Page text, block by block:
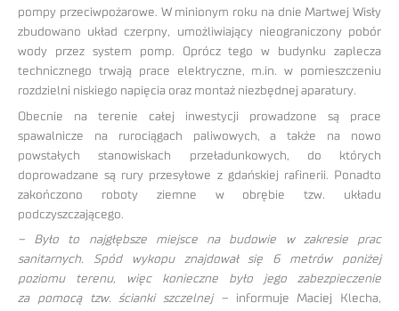
pompy przeciwpożarowe. W minionym roku na dnie Martwej Wisły
zbudowano układ czerpny, umożliwiający nieograniczony pobór
wody przez system pomp. Oprócz tego w budynku zaplecza
technicznego trwają prace elektryczne, m.in. w pomieszczeniu
rozdzielni niskiego napięcia oraz montaż niezbędnej aparatury.
Obecnie na terenie całej inwestycji prowadzone są prace
spawalnicze na rurociągach paliwowych, a także na nowo
powstałych stanowiskach przeładunkowych, do których
doprowadzane są rury przesyłowe z gdańskiej rafinerii. Ponadto
zakończono roboty ziemne w obrębie tzw. układu
podczyszczającego.
– Było to najgłębsze miejsce na budowie w zakresie prac
sanitarnych. Spód wykopu znajdował się 6 metrów poniżej
poziomu terenu, więc konieczne było jego zabezpieczenie
za pomocą tzw. ścianki szczelnej –informuje Maciej Klecha,